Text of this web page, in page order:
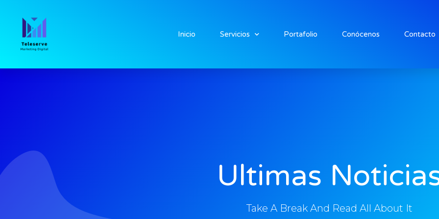
Inicio Servicios Portafolio Conócenos Contacto
Ultimas
Take A Break And Read All About It